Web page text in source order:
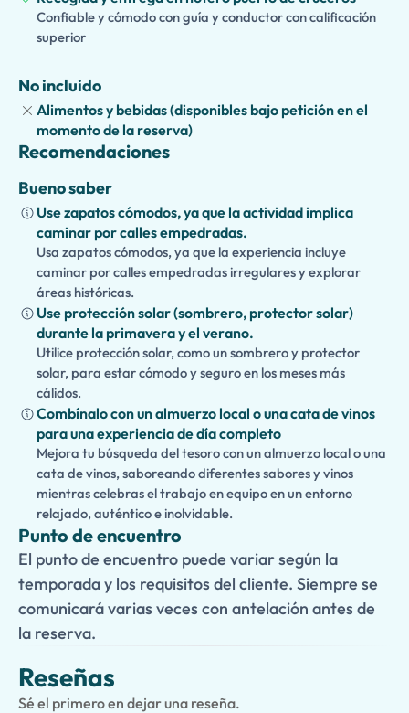
versión apta para niños y familias, mientras que las
extensiones opcionales, incluyendo un almuerzo
buscan una aventura italiana personalizada.
Confiable y cómodo con guía y conductor con calificación
superior
No incluido
Alimentos y bebidas (disponibles bajo petición en el
momento de la reserva)
Recomendaciones
Bueno saber
Use zapatos cómodos, ya que la actividad implica
caminar por calles empedradas.
Usa zapatos cómodos, ya que la experiencia incluye
caminar por calles empedradas irregulares y explorar
áreas históricas.
Use protección solar (sombrero, protector solar)
durante la primavera y el verano.
Utilice protección solar, como un sombrero y protector
solar, para estar cómodo y seguro en los meses más
cálidos.
Combínalo con un almuerzo local o una cata de vinos
para una experiencia de día completo
Mejora tu búsqueda del tesoro con un almuerzo local o una
cata de vinos, saboreando diferentes sabores y vinos
mientras celebras el trabajo en equipo en un entorno
relajado, auténtico e inolvidable.
Punto de encuentro
El punto de encuentro puede variar según la
temporada y los requisitos del cliente. Siempre se
comunicará varias veces con antelación antes de
la reserva.
Reseñas
Sé el primero en dejar una reseña.